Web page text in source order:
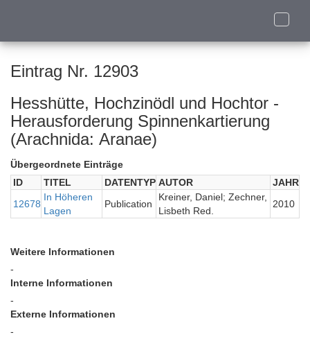
Toggle
Eintrag Nr. 12903
Hesshütte, Hochzinödl und Hochtor -
Herausforderung Spinnenkartierung
(Arachnida: Aranae)
Übergeordnete Einträge
ID
TITEL DATENTYP AUTOR
JAHR
12678
In Höheren
Lagen
Publication
Kreiner, Daniel; Zechner,
Lisbeth Red.
2010
Weitere Informationen
-
Interne Informationen
-
Externe Informationen
-